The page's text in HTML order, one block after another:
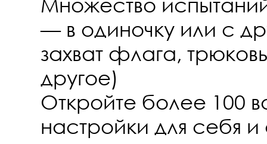
— в одиночку или с
захват флага,
другое)
Откройте более 100
настройки для себя и